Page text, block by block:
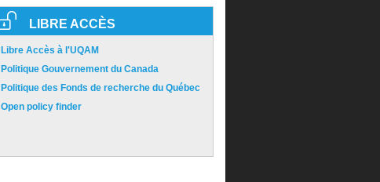
LIBRE ACCÈS
Libre Accès à l'UQAM
Politique Gouvernement du Canada
Politique des Fonds de recherche du Québec
Open policy finder